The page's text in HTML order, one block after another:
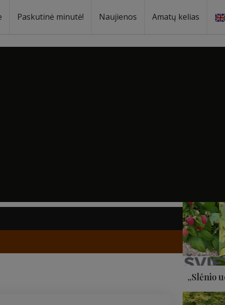
Paskutinė minutė! Naujienos Amatų kelias
„Slėnio